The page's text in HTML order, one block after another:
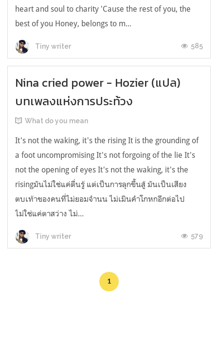
heart and soul to charity 'Cause the rest of you, the
best of you Honey, belongs to m...
Tiny writer 585
Nina cried power - Hozier (แปล)
บทเพลงแห่งการประท้วง
What do you mean
It's not the waking, it's the rising It is the grounding of
a foot uncompromising It's not forgoing of the lie It's
not the opening of eyes It's not the waking, it's the
risingมันไม่ใช่แค่ตื่นรู้ แต่เป็นการลุกขึ้นสู้ มันเป็นเสียง
ตบเท้าของคนที่ไม่ยอมจำนน ไม่เมินคำโกหกอีกต่อไป
ไม่ใช่แค่ตาสว่าง ไม่...
Tiny writer 579
1